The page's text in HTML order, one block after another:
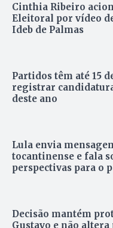
Cinthia Ribeiro
Eleitoral por vídeo
Ideb de Palmas
Partidos têm até 15
registrar
deste ano
Lula envia
tocantinense e fala
perspectivas para o
Decisão mantém
Gustavo e não altera